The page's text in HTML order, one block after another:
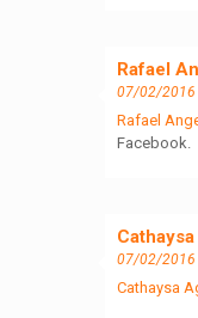
Rafael
07/02/2016
Rafael
Facebook.
07/02/2016
Cathaysa